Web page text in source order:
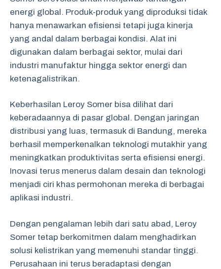
energi global. Produk-produk yang diproduksi tidak
hanya menawarkan efisiensi tetapi juga kinerja
yang andal dalam berbagai kondisi. Alat ini
digunakan dalam berbagai sektor, mulai dari
industri manufaktur hingga sektor energi dan
ketenagalistrikan.
Keberhasilan Leroy Somer bisa dilihat dari
keberadaannya di pasar global. Dengan jaringan
distribusi yang luas, termasuk di Bandung, mereka
berhasil memperkenalkan teknologi mutakhir yang
meningkatkan produktivitas serta efisiensi energi.
Inovasi terus menerus dalam desain dan teknologi
menjadi ciri khas permohonan mereka di berbagai
aplikasi industri.
Dengan pengalaman lebih dari satu abad, Leroy
Somer tetap berkomitmen dalam menghadirkan
solusi kelistrikan yang memenuhi standar tinggi.
Perusahaan ini terus beradaptasi dengan